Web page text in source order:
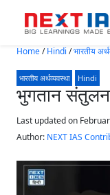
Skip to main content
Home/Hindi /भारतीय
भारतीय अर्थव्यवस्था Hindi
भुगतान
Last updated on
Author: NEXT IAS